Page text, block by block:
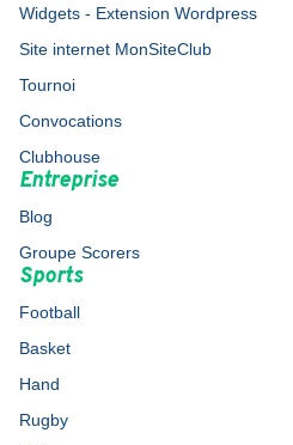
Widgets - Extension Wordpress
Site internet MonSiteClub
Tournoi
Convocations
Clubhouse
Entreprise
Blog
Groupe Scorers
Sports
Football
Basket
Hand
Rugby